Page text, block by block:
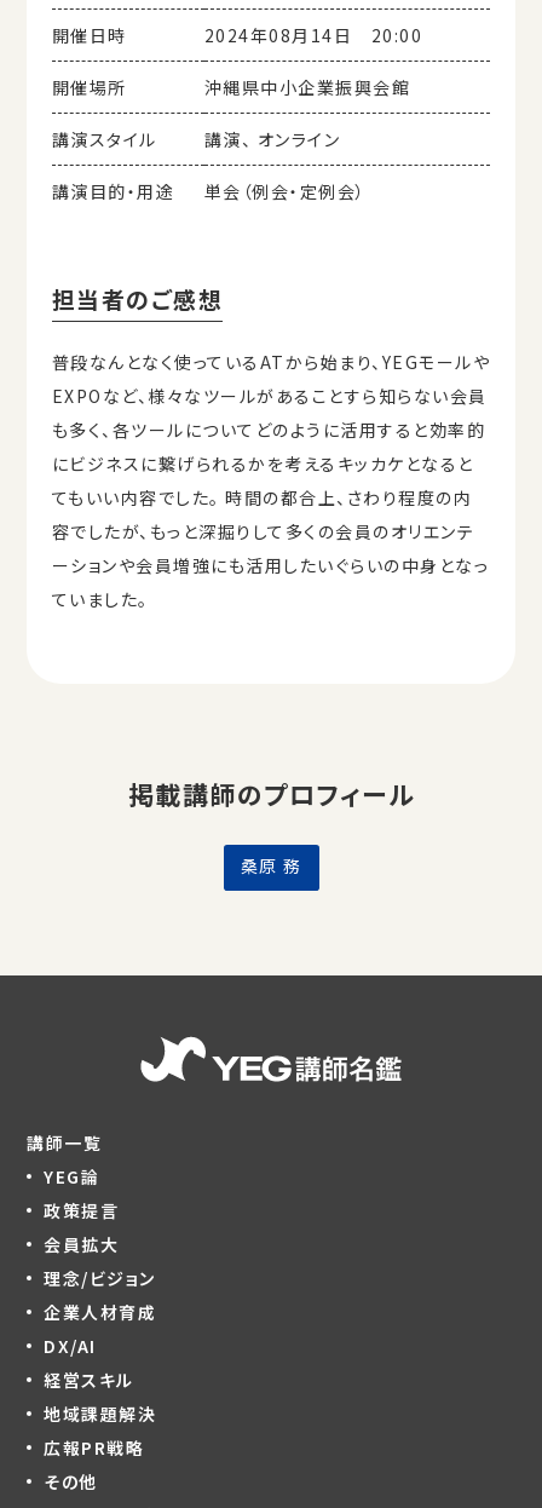
開催日時 2024年08月14日 20:00
開催場所 沖縄県中小企業振興会館
講演スタイル 講演、 オンライン
講演目的・用途 単会（例会・定例会）
担当者のご感想
普段なんとなく使っているATから始まり、YEGモールや
EXPOなど、様々なツールがあることすら知らない会員
も多く、各ツールについてどのように活用すると効率的
にビジネスに繋げられるかを考えるキッカケとなると
てもいい内容でした。 時間の都合上、さわり程度の内
容でしたが、もっと深掘りして多くの会員のオリエンテ
ーションや会員増強にも活用したいぐらいの中身となっ
ていました。
掲載講師のプロフィール
桑原 務
講師一覧
YEG論
政策提言
会員拡大
理念/ビジョン
企業人材育成
DX/AI
経営スキル
地域課題解決
広報PR戦略
その他